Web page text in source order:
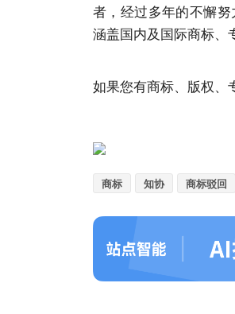
者，经过多年的不懈
涵盖国内及国际商标、
如果您有商标、版权、
商标 知协 商标驳回